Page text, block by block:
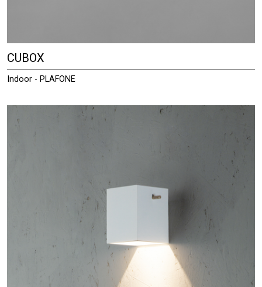
CUBOX
Indoor - PLAFONE